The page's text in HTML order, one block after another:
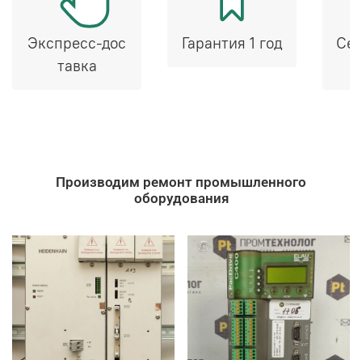
Экспресс-дос
тавка
Гарантия 1 год
Производим ремонт промышленного
оборудования